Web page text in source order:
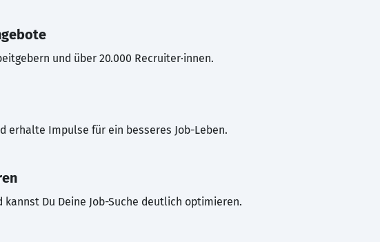
und über 20.000 Recruiter·innen.
erhalte Impulse für ein besseres Job-Leben.
Du Deine Job-Suche deutlich optimieren.